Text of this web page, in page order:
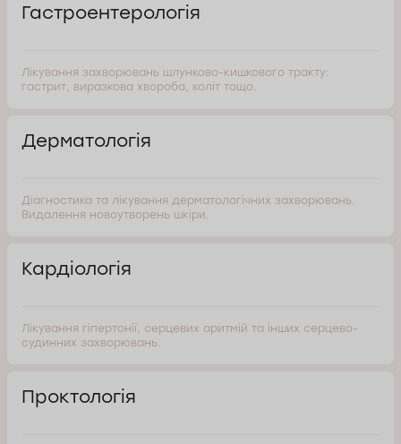
Гастроентерологія
Лікування захворювань шлунково-кишкового тракту:
гастрит, виразкова хвороба, коліт тощо.
Дерматологія
Діагностика та лікування дерматологічних захворювань.
Видалення новоутворень шкіри.
Кардіологія
Лікування гіпертонії, серцевих аритмій та інших серцево-
судинних захворювань.
Проктологія